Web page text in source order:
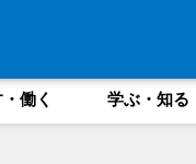
働く 学ぶ・知る